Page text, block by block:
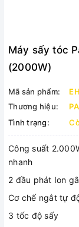
Máy sấy tóc
(2000W)
Mã sản phẩm:
Thương hiệu:
Tình trạng:
Công suất
nhanh
2 đầu phát Ion
Cơ chế ngắt tự
3 tốc độ sấy